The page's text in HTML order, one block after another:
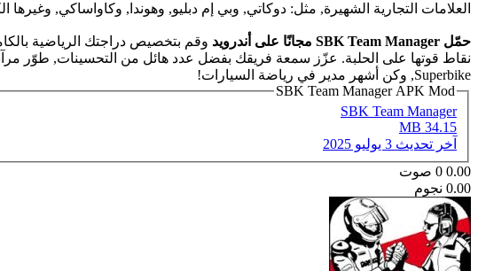
العلامات التجارية الشهيرة, مثل: دوكاتي, وبي إم دبليو, وهوندا, وكاواساكي, وغيرها
حمّل SBK Team Manager مجانًا على أندرويد
وقم بتخصيص دراجتك الرياضية
Superbike, وكن أشهر مدير في رياضة السيارات!
SBK Team Manager APK Mod
SBK Team Manager
34.15 MB
آخر تحديث 3 يوليو 2025
0.00
0 صوت
0.00 نجوم